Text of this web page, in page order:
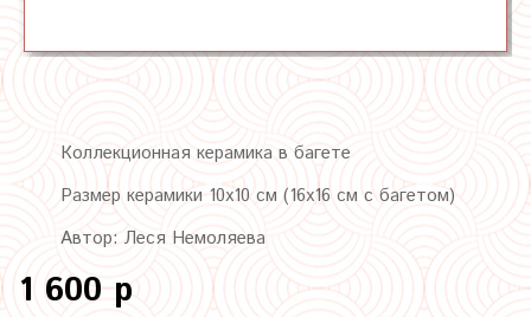
Коллекционная керамика в багете
Размер керамики 10х10 см (16х16 см с багетом)
Автор: Леся Немоляева
1 600 р